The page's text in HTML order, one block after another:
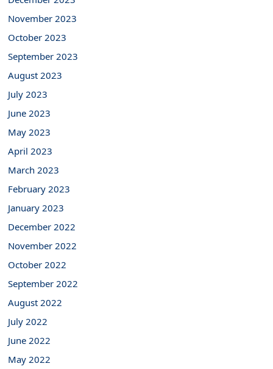
November 2023
October 2023
September 2023
August 2023
July 2023
June 2023
May 2023
April 2023
March 2023
February 2023
January 2023
December 2022
November 2022
October 2022
September 2022
August 2022
July 2022
June 2022
May 2022